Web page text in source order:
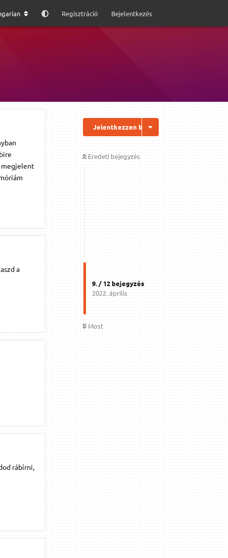
Regisztráció Bejelentkezés
Jelentkezzen be a válaszhoz
Eredeti bejegyzés
9. /12bejegyzés
2022. április
Most
megjelent
a
rábírni,